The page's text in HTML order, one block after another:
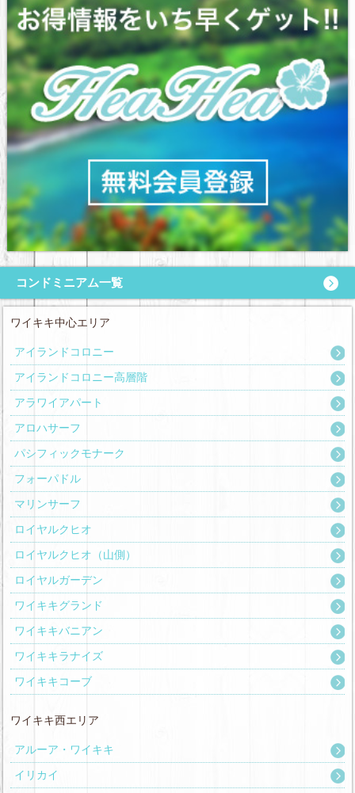
コンドミニアム一覧
ワイキキ中心エリア
アイランドコロニー
アイランドコロニー高層階
アラワイアパート
アロハサーフ
パシフィックモナーク
フォーパドル
マリンサーフ
ロイヤルクヒオ
ロイヤルクヒオ（山側）
ロイヤルガーデン
ワイキキグランド
ワイキキバニアン
ワイキキラナイズ
ワイキキコーブ
ワイキキ西エリア
アルーア・ワイキキ
イリカイ